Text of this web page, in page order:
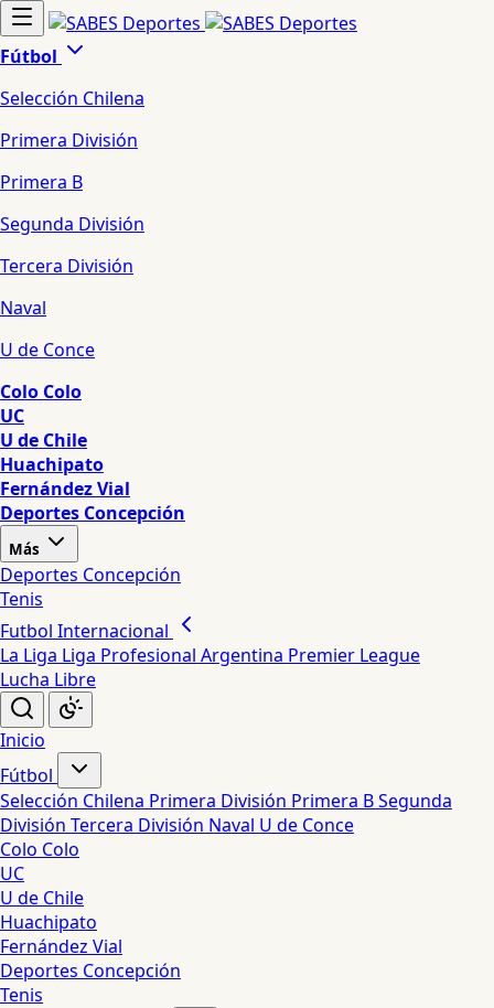
Fútbol
Selección Chilena
Primera División
Primera B
Segunda División
Tercera División
Naval
U de Conce
Colo Colo
UC
U de Chile
Huachipato
Fernández Vial
Deportes Concepción
Más
Deportes Concepción
Tenis
Futbol Internacional
La Liga Liga Profesional Argentina Premier League
Lucha Libre
Inicio
Fútbol
Selección Chilena Primera División Primera BSegunda
División Tercera División Naval U de Conce
Colo Colo
UC
U de Chile
Huachipato
Fernández Vial
Deportes Concepción
Tenis